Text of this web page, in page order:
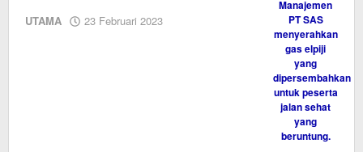
UTAMA 23 Februari 2023